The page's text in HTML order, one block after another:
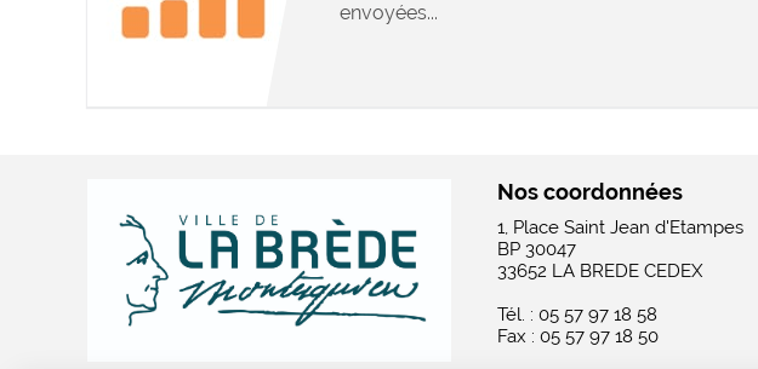
envoyées...
Nos coordonnées
1, Place Saint Jean d'Etampes
BP 30047
33652 LA BREDE CEDEX
Tél. : 05 57 97 18 58
Fax : 05 57 97 18 50